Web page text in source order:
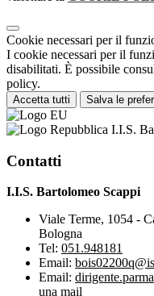
Cookie necessari per il
I cookie necessari per il
disabilitati. È possibile
policy.
Accetta tutti Salva le
I.I.S.
Contatti
I.I.S. Bartolomeo Scappi
Viale Terme, 1054 -
Bologna
Tel: 051.948181
Email:
Email:
una mail